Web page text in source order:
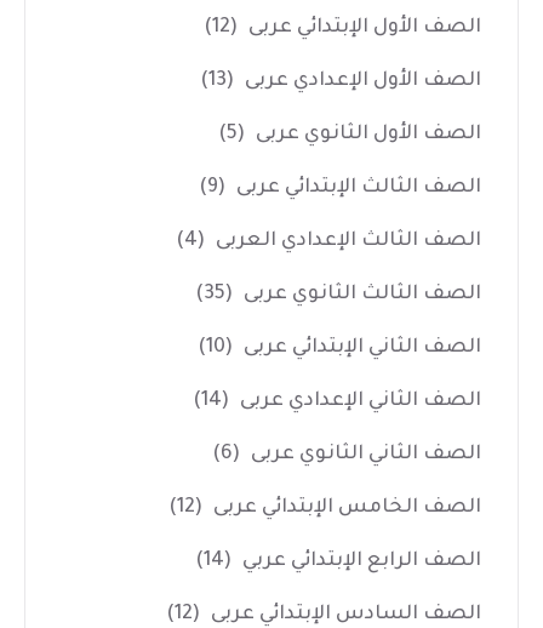
الصف الأول الإبتدائي عربى (12)
الصف الأول الإعدادي عربى (13)
الصف الأول الثانوي عربى (5)
الصف الثالث الإبتدائي عربى (9)
الصف الثالث الإعدادي العربى (4)
الصف الثالث الثانوي عربى (35)
الصف الثاني الإبتدائي عربى (10)
الصف الثاني الإعدادي عربى (14)
الصف الثاني الثانوي عربى (6)
الصف الخامس الإبتدائي عربى (12)
الصف الرابع الإبتدائي عربي (14)
الصف السادس الإبتدائي عربى (12)